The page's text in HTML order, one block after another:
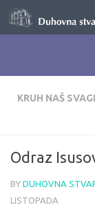
Skip to
KRUH NAŠ
Odraz
BY DUHOVNA
LISTOPADA